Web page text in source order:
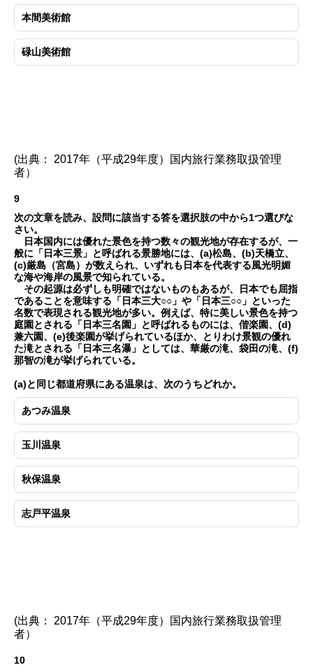
本間美術館
碌山美術館
(出典： 2017年（平成29年度）国内旅行業務取扱管理
者）
9
次の文章を読み、設問に該当する答を選択肢の中から1つ選びな
さい。
日本国内には優れた景色を持つ数々の観光地が存在するが、一
般に「日本三景」と呼ばれる景勝地には、(a)松島、(b)天橋立、
(c)厳島（宮島）が数えられ、いずれも日本を代表する風光明媚
な海や海岸の風景で知られている。
その起源は必ずしも明確ではないものもあるが、日本でも屈指
であることを意味する「日本三大○○」や「日本三○○」といった
名数で表現される観光地が多い。例えば、特に美しい景色を持つ
庭園とされる「日本三名園」と呼ばれるものには、偕楽園、(d)
兼六園、(e)後楽園が挙げられているほか、とりわけ景観の優れ
た滝とされる「日本三名瀑」としては、華厳の滝、袋田の滝、(f)
那智の滝が挙げられている。
(a)と同じ都道府県にある温泉は、次のうちどれか。
あつみ温泉
玉川温泉
秋保温泉
志戸平温泉
(出典： 2017年（平成29年度）国内旅行業務取扱管理
者）
10